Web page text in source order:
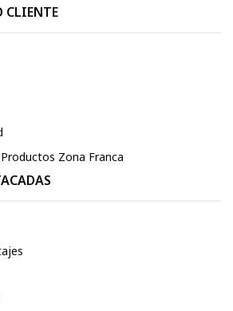
CLIENTE
Zona Franca